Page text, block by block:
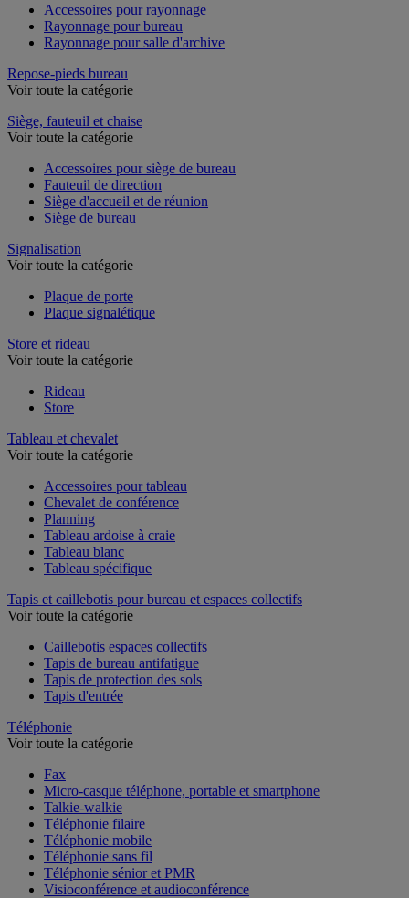
Accessoires pour rayonnage
Rayonnage pour bureau
Rayonnage pour salle d'archive
Repose-pieds bureau
Voir toute la catégorie
Siège, fauteuil et chaise
Voir toute la catégorie
Accessoires pour siège de bureau
Fauteuil de direction
Siège d'accueil et de réunion
Siège de bureau
Signalisation
Voir toute la catégorie
Plaque de porte
Plaque signalétique
Store et rideau
Voir toute la catégorie
Rideau
Store
Tableau et chevalet
Voir toute la catégorie
Accessoires pour tableau
Chevalet de conférence
Planning
Tableau ardoise à craie
Tableau blanc
Tableau spécifique
Tapis et caillebotis pour bureau et espaces collectifs
Voir toute la catégorie
Caillebotis espaces collectifs
Tapis de bureau antifatigue
Tapis de protection des sols
Tapis d'entrée
Téléphonie
Voir toute la catégorie
Fax
Micro-casque téléphone, portable et smartphone
Talkie-walkie
Téléphonie filaire
Téléphonie mobile
Téléphonie sans fil
Téléphonie sénior et PMR
Visioconférence et audioconférence